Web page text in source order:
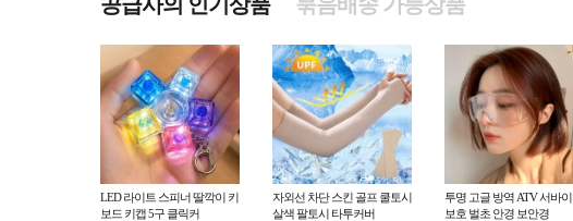
LED 라이트 스피너 딸깍이 키
보드 키캡 5구 클릭커
자외선 차단 스킨 골프 쿨토시
살색 팔토시 타투커버
투명 고글 방역 ATV 서바
보호 벌초 안경 보안경